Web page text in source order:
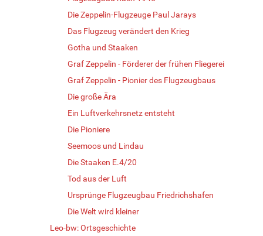
Die Zeppelin-Flugzeuge Paul Jarays
Das Flugzeug verändert den Krieg
Gotha und Staaken
Graf Zeppelin - Förderer der frühen Fliegerei
Graf Zeppelin - Pionier des Flugzeugbaus
Die große Ära
Ein Luftverkehrsnetz entsteht
Die Pioniere
Seemoos und Lindau
Die Staaken E.4/20
Tod aus der Luft
Ursprünge Flugzeugbau Friedrichshafen
Die Welt wird kleiner
Leo-bw: Ortsgeschichte